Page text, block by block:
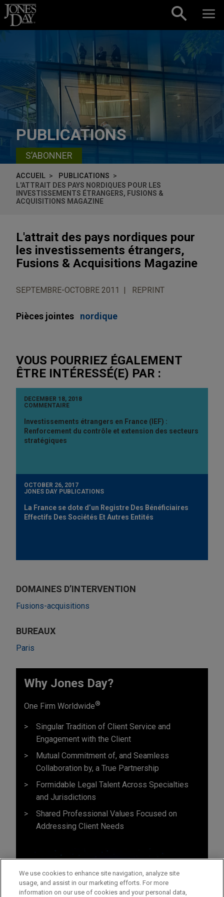
Skip to content
PUBLICATIONS
S’ABONNER
ACCUEIL
PUBLICATIONS
L'ATTRAIT DES PAYS NORDIQUES POUR LES
INVESTISSEMENTS ÉTRANGERS, FUSIONS &
ACQUISITIONS MAGAZINE
L'attrait des pays nordiques pour
les investissements étrangers,
Fusions & Acquisitions Magazine
SEPTEMBRE-OCTOBRE 2011 REPRINT
Pièces jointes nordique
VOUS POURRIEZ ÉGALEMENT
ÊTRE INTÉRESSÉ(E) PAR :
DECEMBER 18, 2018
COMMENTAIRE
Investissements étrangers en France (IEF) :
Renforcement du contrôle et extension des secteurs
stratégiques
OCTOBER 26, 2017
JONES DAY PUBLICATIONS
La France se dote d’un Registre Des Bénéficiaires
Effectifs Des Sociétés Et Autres Entités
DOMAINES D’INTERVENTION
Fusions-acquisitions
BUREAUX
Paris
Why Jones Day?
One Firm Worldwide®
Singular Tradition of Client Service and
Engagement with the Client
Mutual Commitment of, and Seamless
Collaboration by, a True Partnership
Formidable Legal Talent Across Specialties
and Jurisdictions
Shared Professional Values Focused on
Addressing Client Needs
We use cookies to enhance site navigation, analyze site
usage, and assist in our marketing efforts. For more
information on our use of cookies and your personal data,